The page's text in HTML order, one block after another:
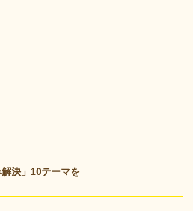
決」10テーマを